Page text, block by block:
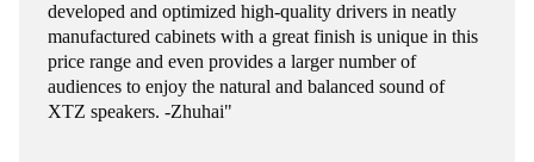
developed and optimized high-quality drivers in neatly
manufactured cabinets with a great finish is unique in this
price range and even provides a larger number of
audiences to enjoy the natural and balanced sound of
XTZ speakers. -Zhuhai"